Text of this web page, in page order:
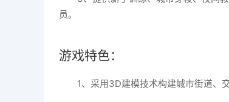
员。
游戏特色：
1、采用3D建模技术构建城市街道、